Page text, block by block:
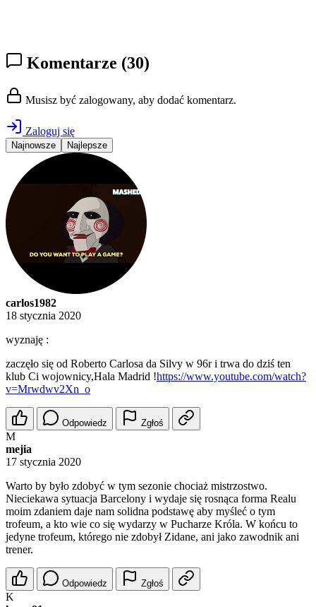
Komentarze (30)
Musisz być zalogowany, aby dodać komentarz.
Zaloguj się
Najnowsze Najlepsze
carlos1982
18 stycznia 2020
wyznaję :
zaczęło się od Roberto Carlosa da Silvy w 96r i trwa do dziś ten
klub Ci wojownicy,Hala Madrid !https://www.youtube.com/watch?
v=Mrwdwv2Xn_o
Odpowiedz Zgłoś
M
mejia
17 stycznia 2020
Warto by było zdobyć w tym sezonie chociaż mistrzostwo.
Nieciekawa sytuacja Barcelony i wydaje się rosnąca forma Realu
moim zdaniem daje nam solidna podstawę aby myśleć o tym
trofeum, a kto wie co się wydarzy w Pucharze Króla. W końcu to
jedyne trofeum, którego nie zdobył Zidane, ani jako zawodnik ani
trener.
Odpowiedz Zgłoś
K